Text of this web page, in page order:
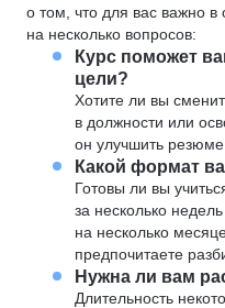
о том, что для вас важно в
на несколько вопросов:
Курс поможет
цели?
Хотите ли вы
в должности или
он улучшить
Какой формат
Готовы ли вы
за несколько
на несколько
предпочитаете
Нужна ли вам
Длительность